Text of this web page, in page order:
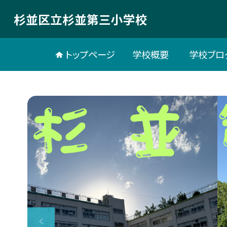
杉並区立杉並第三小学校
トップページ 学校概要 学校ブロ